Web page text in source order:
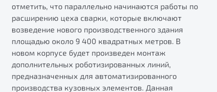
Будьте еще более уверены на дорогах с программой
"Помощь на дорогах"
Преимущества программы
отметить, что параллельно начинаются работы по
расширению цеха сварки, которые включают
возведение нового производственного здания
площадью около 9 400 квадратных метров. В
новом корпусе будет произведен монтаж
дополнительных роботизированных линий,
предназначенных для автоматизированного
производства кузовных элементов. Данная